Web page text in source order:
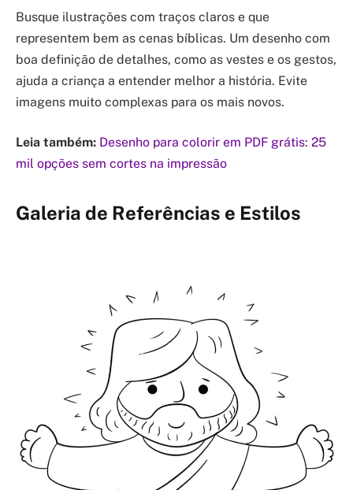
Busque ilustrações com traços claros e que
representem bem as cenas bíblicas. Um desenho com
boa definição de detalhes, como as vestes e os gestos,
ajuda a criança a entender melhor a história. Evite
imagens muito complexas para os mais novos.
Leia também: Desenho para colorir em PDF grátis: 25
mil opções sem cortes na impressão
Galeria de Referências e Estilos